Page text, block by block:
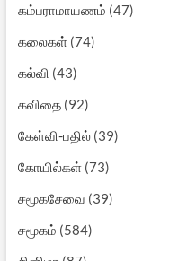
கம்பராமாயணம் (47)
கலைகள்(74)
கல்வி (43)
கவிதை(92)
கேள்வி-பதில்(39)
கோயில்கள்(73)
சமூகசேவை (39)
சமூகம் (584)